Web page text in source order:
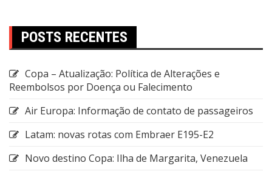
POSTS RECENTES
Copa – Atualização: Política de Alterações e
Reembolsos por Doença ou Falecimento
Air Europa: Informação de contato de passageiros
Latam: novas rotas com Embraer E195-E2
Novo destino Copa: Ilha de Margarita, Venezuela